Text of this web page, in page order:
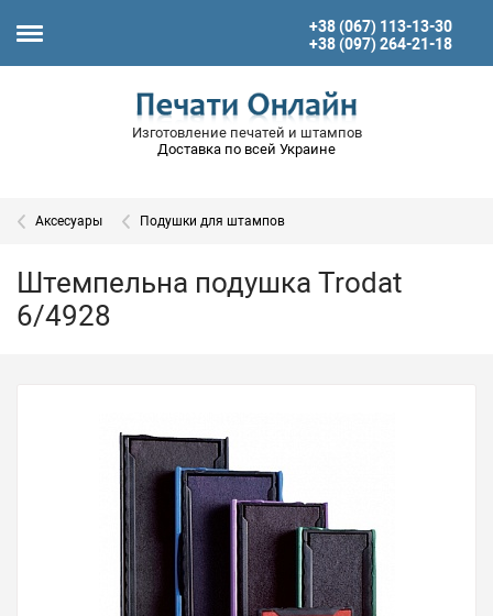
+38 (067) 113-13-30
+38 (097) 264-21-18
Изготовление печатей и штампов
Доставка по всей Украине
Аксесуары Подушки для штампов
Штемпельна подушка Trodat
6/4928